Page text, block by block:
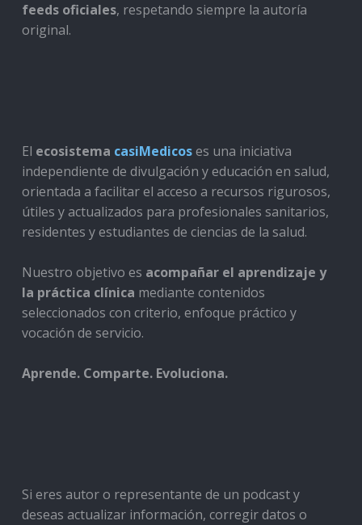
feeds oficiales, respetando siempre la autoría
original.
El ecosistema casiMedicoses una iniciativa
independiente de divulgación y educación en salud,
orientada a facilitar el acceso a recursos rigurosos,
útiles y actualizados para profesionales sanitarios,
residentes y estudiantes de ciencias de la salud.
Nuestro objetivo es acompañar el aprendizaje y
la práctica clínica mediante contenidos
seleccionados con criterio, enfoque práctico y
vocación de servicio.
Aprende. Comparte. Evoluciona.
Si eres autor o representante de un podcast y
deseas actualizar información, corregir datos o